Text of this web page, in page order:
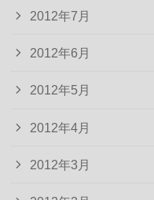
2012年7月
2012年6月
2012年5月
2012年4月
2012年3月